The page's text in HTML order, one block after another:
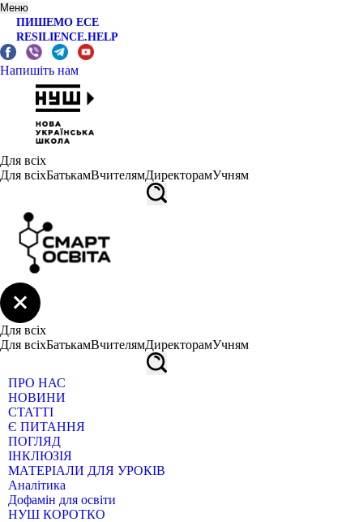
Меню
ПИШЕМО ЕСЕ
RESILIENCE.HELP
Напишіть нам
Для всіх
Для всіхБатькамВчителямДиректорамУчням
Для всіх
Для всіхБатькамВчителямДиректорамУчням
ПРО НАС
НОВИНИ
СТАТТІ
Є ПИТАННЯ
ПОГЛЯД
ІНКЛЮЗІЯ
МАТЕРІАЛИ ДЛЯ УРОКІВ
Аналітика
Дофамін для освіти
НУШ КОРОТКО